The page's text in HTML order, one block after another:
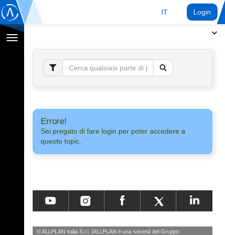
IT Login
Toggle
navigation
Errore!
Sei pregato di fare login per poter accedere a
questo topic.
© ALLPLAN Italia S.r.l. ALLPLAN è una società del Gruppo